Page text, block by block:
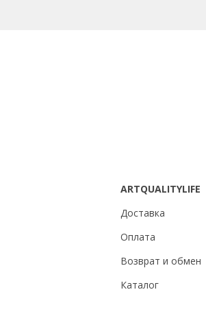
ARTQUALITYLIFE
Доставка
Оплата
Возврат и обмен
Каталог